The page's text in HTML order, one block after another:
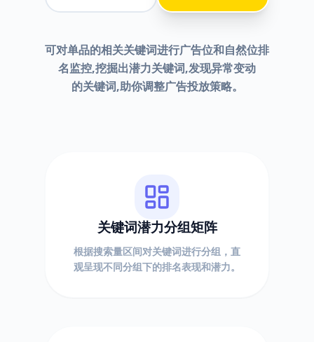
可对单品的相关关键词进行广告位和自然位排
名监控,挖掘出潜力关键词,发现异常变动
的关键词,助你调整广告投放策略。
关键词潜力分组矩阵
根据搜索量区间对关键词进行分组，直
观呈现不同分组下的排名表现和潜力。